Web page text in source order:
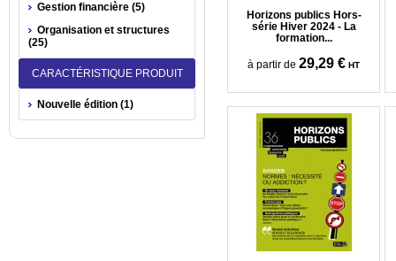
Horizons publics Hors-
série Hiver 2024 - La
formation...
à partir de 29,29 € HT
Gestion financière (5)
Organisation et structures
(25)
CARACTÉRISTIQUE PRODUIT
Nouvelle édition (1)